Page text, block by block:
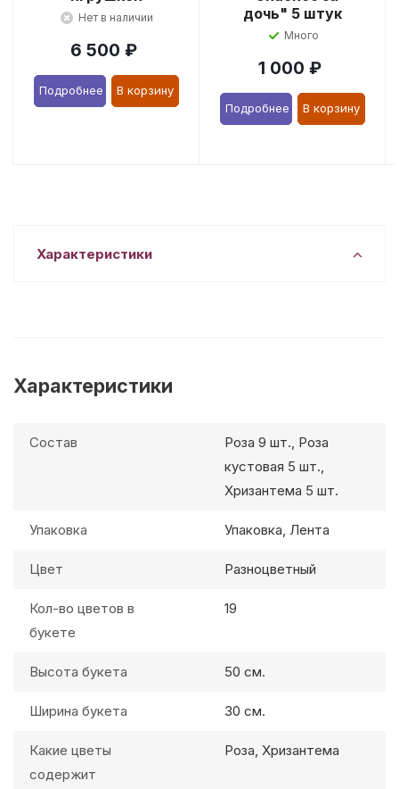
Нет в наличии
6 500 ₽
Подробнее В корзину
дочь" 5 штук
Много
1 000 ₽
Подробнее В корзину
Характеристики
Характеристики
Состав
Роза 9 шт., Роза
кустовая 5 шт.,
Хризантема 5 шт.
Упаковка Упаковка, Лента
Цвет Разноцветный
Кол-во цветов в
букете
19
Высота букета 50 см.
Ширина букета 30 см.
Какие цветы
содержит
Роза, Хризантема